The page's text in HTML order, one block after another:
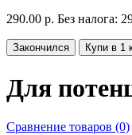
290.00 р. Без налога:
Закончился Купи в 1
Для
Сравнение товаров (0)